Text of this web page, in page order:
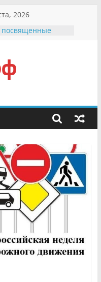
2026
округа»
фронтовичке
сети Интернет
крапчатые